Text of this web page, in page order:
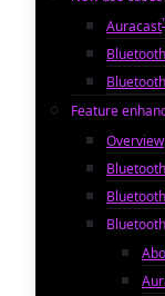
Auracast
Feature
Overview